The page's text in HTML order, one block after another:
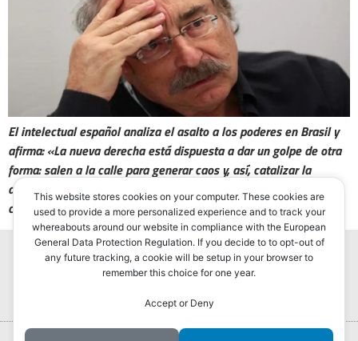
El intelectual español analiza el asalto a los poderes en Brasil y
afirma: «La nueva derecha está dispuesta a dar un golpe de otra
forma: salen a la calle para generar caos y, así, catalizar la
articipación de las fuerzas armadas, en una suerte de
convocatoria».
Portada Hurlingham Post ®2022
This website stores cookies on your computer. These cookies are
used to provide a more personalized experience and to track your
whereabouts around our website in compliance with the European
General Data Protection Regulation. If you decide to to opt-out of
any future tracking, a cookie will be setup in your browser to
remember this choice for one year.
Accept or Deny